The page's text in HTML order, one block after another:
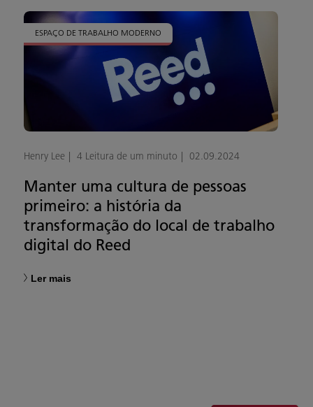
ESPAÇO DE TRABALHO MODERNO
Henry Lee 4 Leitura de um minuto 02.09.2024
Manter uma cultura de pessoas
primeiro: a história da
transformação do local de trabalho
digital do Reed
Ler mais